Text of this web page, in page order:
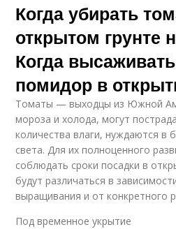
Когда убирать
открытом грунте
Когда
помидор в
Томаты — выходцы из Южной
мороза и холода, могут
количества влаги, нуждаются в
света. Для их полноценного
соблюдать сроки посадки в
будут различаться в
выращивания и от конкретного
Под временное укрытие